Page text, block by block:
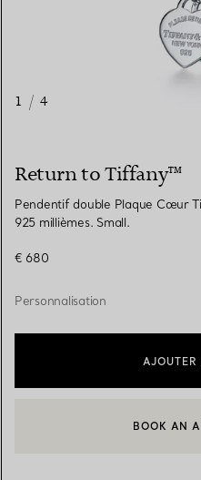
1 / 4
Return to Tiffany™
Pendentif double Plaque Cœur
925 millièmes. Small.
€ 680
Personnalisation
AJOUTER
CONTACTER UNBOOK AN